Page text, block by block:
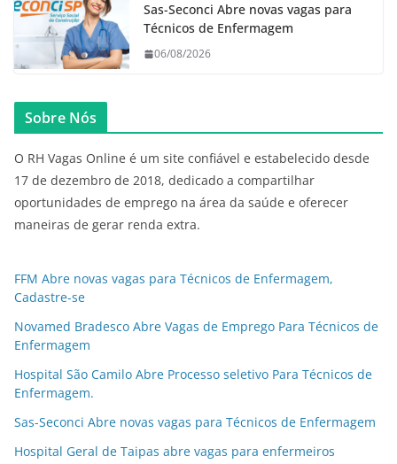
Sas-Seconci Abre novas vagas para
Técnicos de Enfermagem
06/08/2026
Sobre Nós
O RH Vagas Online é um site confiável e estabelecido desde
17 de dezembro de 2018, dedicado a compartilhar
oportunidades de emprego na área da saúde e oferecer
maneiras de gerar renda extra.
FFM Abre novas vagas para Técnicos de Enfermagem,
Cadastre-se
Novamed Bradesco Abre Vagas de Emprego Para Técnicos de
Enfermagem
Hospital São Camilo Abre Processo seletivo Para Técnicos de
Enfermagem.
Sas-Seconci Abre novas vagas para Técnicos de Enfermagem
Hospital Geral de Taipas abre vagas para enfermeiros